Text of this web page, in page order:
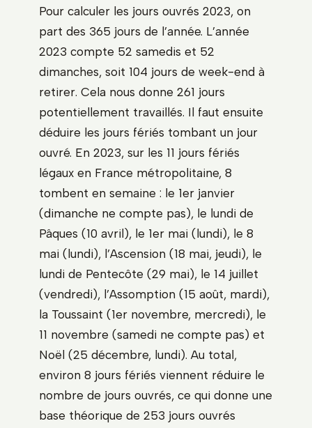
Pour calculer les jours ouvrés 2023, on
part des 365 jours de l’année. L’année
2023 compte 52 samedis et 52
dimanches, soit 104 jours de week-end à
retirer. Cela nous donne 261 jours
potentiellement travaillés. Il faut ensuite
déduire les jours fériés tombant un jour
ouvré. En 2023, sur les 11 jours fériés
légaux en France métropolitaine, 8
tombent en semaine : le 1er janvier
(dimanche ne compte pas), le lundi de
Pâques (10 avril), le 1er mai (lundi), le 8
mai (lundi), l’Ascension (18 mai, jeudi), le
lundi de Pentecôte (29 mai), le 14 juillet
(vendredi), l’Assomption (15 août, mardi),
la Toussaint (1er novembre, mercredi), le
11 novembre (samedi ne compte pas) et
Noël (25 décembre, lundi). Au total,
environ 8 jours fériés viennent réduire le
nombre de jours ouvrés, ce qui donne une
base théorique de 253 jours ouvrés